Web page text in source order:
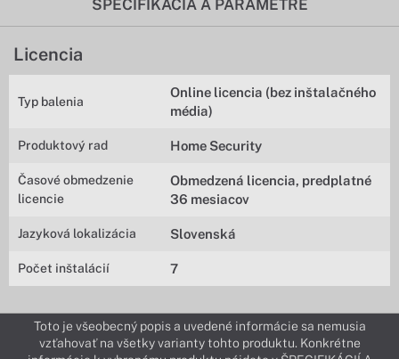
ŠPECIFIKÁCIA A PARAMETRE
Licencia
Typ balenia
Online licencia (bez inštalačného
média)
Produktový rad Home Security
Časové obmedzenie
licencie
Obmedzená licencia, predplatné
36 mesiacov
Jazyková lokalizácia Slovenská
Počet inštalácií 7
Toto je všeobecný popis a uvedené informácie sa nemusia
vzťahovať na všetky varianty tohto produktu. Konkrétne